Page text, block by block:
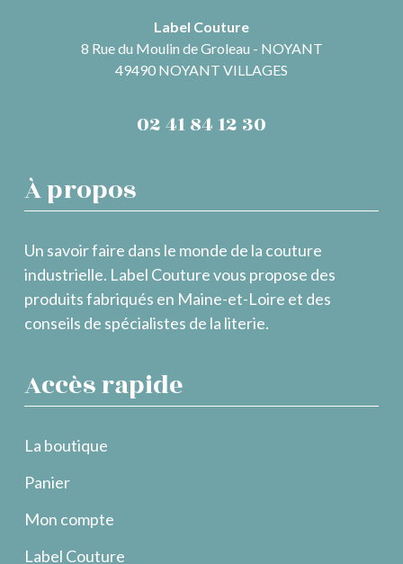
Label Couture
8 Rue du Moulin de Groleau - NOYANT
49490 NOYANT VILLAGES
02 41 84 12 30
À propos
Un savoir faire dans le monde de la couture
industrielle. Label Couture vous propose des
produits fabriqués en Maine-et-Loire et des
conseils de spécialistes de la literie.
Accès rapide
La boutique
Panier
Mon compte
Label Couture